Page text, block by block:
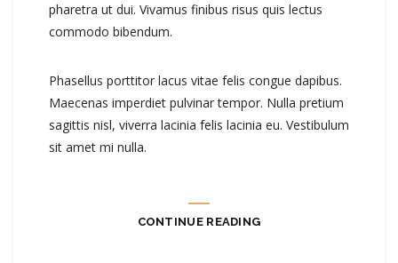
pharetra ut dui. Vivamus finibus risus quis lectus
commodo bibendum.
Phasellus porttitor lacus vitae felis congue dapibus.
Maecenas imperdiet pulvinar tempor. Nulla pretium
sagittis nisl, viverra lacinia felis lacinia eu. Vestibulum
sit amet mi nulla.
CONTINUE READING